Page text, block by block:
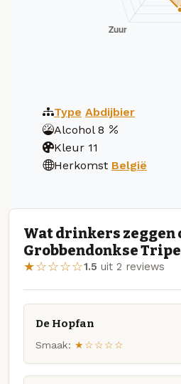
Type Abdijbier
Alcohol 8
Kleur 11
Herkomst België
Wat drinkers zeggen
Grobbendonkse
★☆☆☆☆1.5 uit 2 reviews
De Hopfan
Smaak: ★☆☆☆☆